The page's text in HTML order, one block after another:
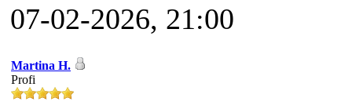
07-02-2026, 21:00
Martina H.
Profi